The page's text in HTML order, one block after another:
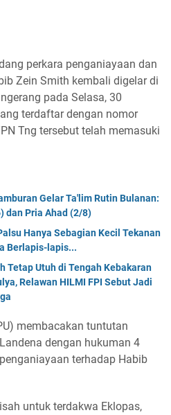
perkara penganiayaan dan
Zein Smith kembali digelar di
pada Selasa, 30
terdaftar dengan nomor
Tng tersebut telah memasuki
Gelar Ta'lim Rutin Bulanan:
dan Pria Ahad (2/8)
Hanya Sebagian Kecil Tekanan
Berlapis-lapis...
Tetap Utuh di Tengah Kebakaran
Relawan HILMI FPI Sebut Jadi
membacakan tuntutan
dengan hukuman 4
terhadap Habib
untuk terdakwa Eklopas,